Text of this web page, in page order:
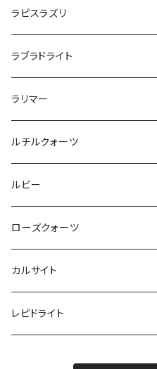
ラピスラズリ
ラブラドライト
ラリマー
ルチルクォーツ
ルビー
ローズクォーツ
カルサイト
レピドライト